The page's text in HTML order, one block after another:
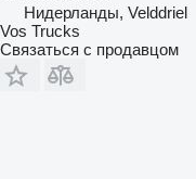
Нидерланды, Velddriel
Vos Trucks
Связаться с продавцом